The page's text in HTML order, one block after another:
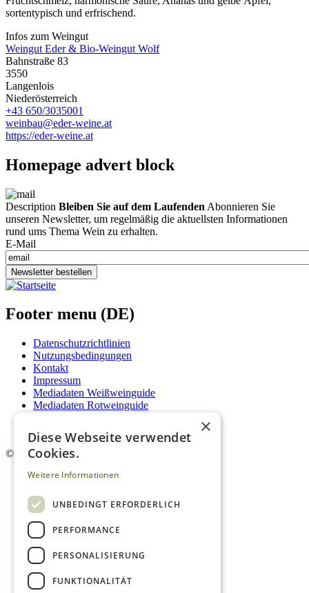
sortentypisch und erfrischend.
Infos zum Weingut
Weingut Eder & Bio-Weingut Wolf
Bahnstraße 83
3550
Langenlois
Niederösterreich
+43 650/3035001
weinbau@eder-weine.at
https://eder-weine.at
Homepage advert block
Description Bleiben Sie auf dem Laufenden Abonnieren Sie
unseren Newsletter, um regelmäßig die aktuellsten Informationen
rund ums Thema Wein zu erhalten.
E-Mail
Newsletter bestellen
Footer menu (DE)
Datenschutzrichtlinien
Nutzungsbedingungen
Kontakt
Impressum
Mediadaten Weißweinguide
Mediadaten Rotweinguide
Newsletter
© 2026. Alle Rechte vorbehalten.
×
Diese Webseite verwendet
Cookies.
Weitere Informationen
UNBEDINGT ERFORDERLICH
PERFORMANCE
PERSONALISIERUNG
FUNKTIONALITÄT